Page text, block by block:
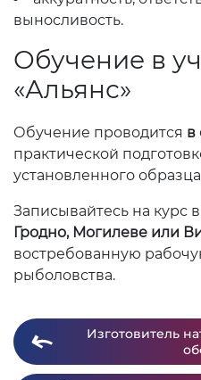
выносливость.
Обучение в
«Альянс»
Обучение проводится в
практической
установленного
Записывайтесь на курс в
Гродно, Могилеве или
востребованную
рыболовства.
Изготовитель